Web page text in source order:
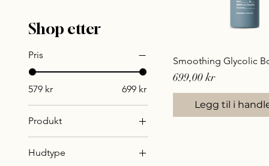
Shop etter
Pris
579 kr 699 kr
Produkt
Ansiktsrens
Kropp
Hudtype
Smoothing Glycolic
Pris
699,00 kr
Legg til i